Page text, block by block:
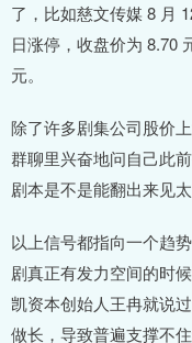
了，比如慈文传媒 8 月
日涨停，收盘价为 8.70
元。
除了许多剧集公司股价
群聊里兴奋地问自己此
剧本是不是能翻出来见太
以上信号都指向一个趋
剧真正有发力空间的时
凯资本创始人王冉就说
做长，导致普遍支撑不